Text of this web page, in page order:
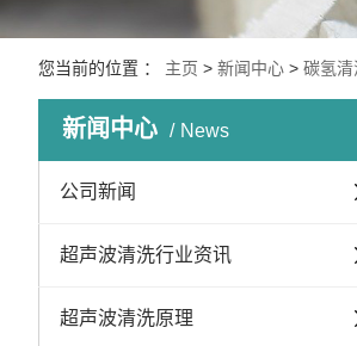
您当前的位置 ： 主页 > 新闻中心 > 碳氢清
新闻中心 News
公司新闻
超声波清洗行业资讯
超声波清洗原理